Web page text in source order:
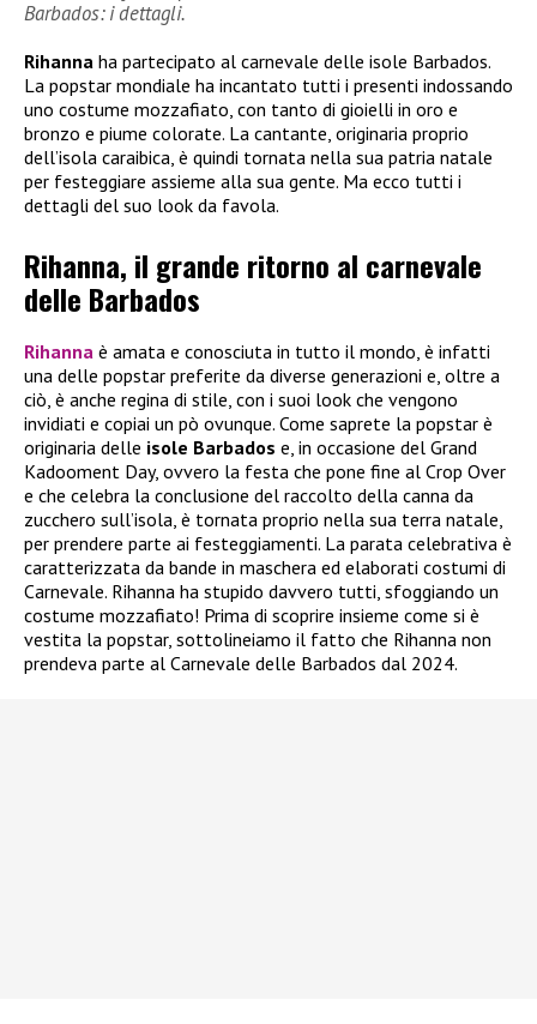
Barbados: i dettagli.
Rihanna ha partecipato al carnevale delle isole Barbados.
La popstar mondiale ha incantato tutti i presenti indossando
uno costume mozzafiato, con tanto di gioielli in oro e
bronzo e piume colorate. La cantante, originaria proprio
dell’isola caraibica, è quindi tornata nella sua patria natale
per festeggiare assieme alla sua gente. Ma ecco tutti i
dettagli del suo look da favola.
Rihanna, il grande ritorno al carnevale
delle Barbados
Rihanna è amata e conosciuta in tutto il mondo, è infatti
una delle popstar preferite da diverse generazioni e, oltre a
ciò, è anche regina di stile, con i suoi look che vengono
invidiati e copiai un pò ovunque. Come saprete la popstar è
originaria delle isole Barbados e, in occasione del Grand
Kadooment Day, ovvero la festa che pone fine al Crop Over
e che celebra la conclusione del raccolto della canna da
zucchero sull’isola, è tornata proprio nella sua terra natale,
per prendere parte ai festeggiamenti. La parata celebrativa è
caratterizzata da bande in maschera ed elaborati costumi di
Carnevale. Rihanna ha stupido davvero tutti, sfoggiando un
costume mozzafiato! Prima di scoprire insieme come si è
vestita la popstar, sottolineiamo il fatto che Rihanna non
prendeva parte al Carnevale delle Barbados dal 2024.